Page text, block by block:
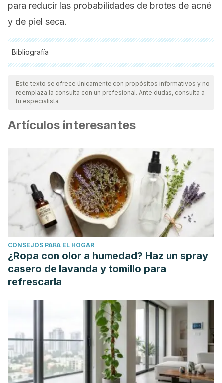
para reducir las probabilidades de brotes de acné
y de piel seca.
Bibliografía
Todas las fuentes citadas fueron revisadas a profundidad por
nuestro equipo, para asegurar su calidad, confiabilidad,
vigencia y validez.La bibliografía de este artículo fue
científica.
Alcalde M. Piel luminosa. Offarm. Vol. 24. Núm. 11. pp. 90-96.
España; 2005. https://www.elsevier.es/es-revista-offarm-4-
articulo-piel-luminosa-13082895
Después del verano, debes cuidar más a fondo tu piel y tu
cabello. Academia Española de Dermatología y
Venereología. España; 2015.
https://aedv.es/comunicacion/notas-de-prensa/la-aedv-
ensena-la-mejor-forma-de-cuidar-tu-piel-tras-el-verano/
La importancia de la limpieza facial. Fundación para el
Desarrollo Educativo. Argentina.
https://www.educativo.net/articulos/la-importancia-de-la-
Muñoz M. Hidratación cutánea, estética y salud. Offarm:
Farmacia y Sociedad. Vol. 27. pp. 48-51. España; 2008.
https://www.mendeley.com/catalogue/544bf2fe-888e-
3472-9ae4-d0f08392615f/?
941f-4267-ac46-3fecd6e55892%7D
Este texto se ofrece únicamente con propósitos informativos y no
reemplaza la consulta con un profesional. Ante dudas, consulta a
tu especialista.
Artículos interesantes
CONSEJOS PARA EL HOGAR
¿Ropa con olor a humedad? Haz un spray
casero de lavanda y tomillo para
refrescarla